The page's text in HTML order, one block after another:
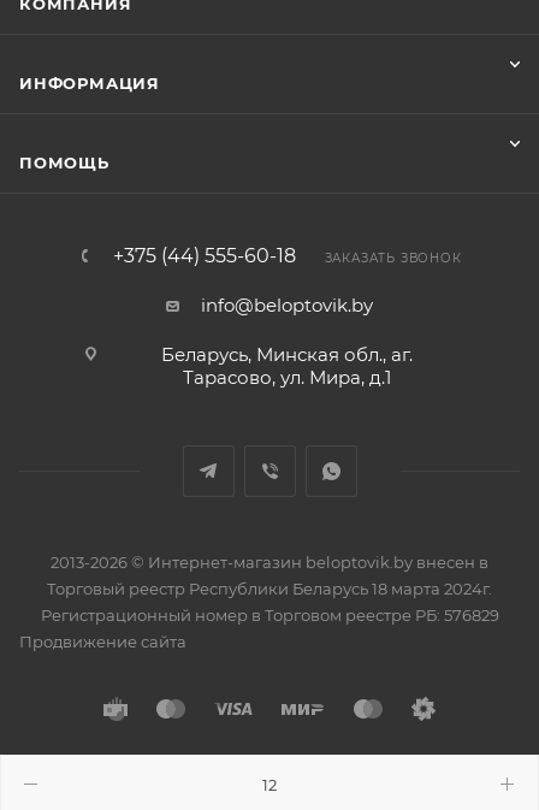
ИНФОРМАЦИЯ
ПОМОЩЬ
+375 (44) 555-60-18 ЗАКАЗАТЬ ЗВОНОК
info@beloptovik.by
Беларусь, Минская обл., аг.
Тарасово, ул. Мира, д.1
2013-2026 © Интернет-магазин beloptovik.by внесен в
Торговый реестр Республики Беларусь 18 марта 2024г.
Регистрационный номер в Торговом реестре РБ: 576829
Продвижение сайта
Разработано в